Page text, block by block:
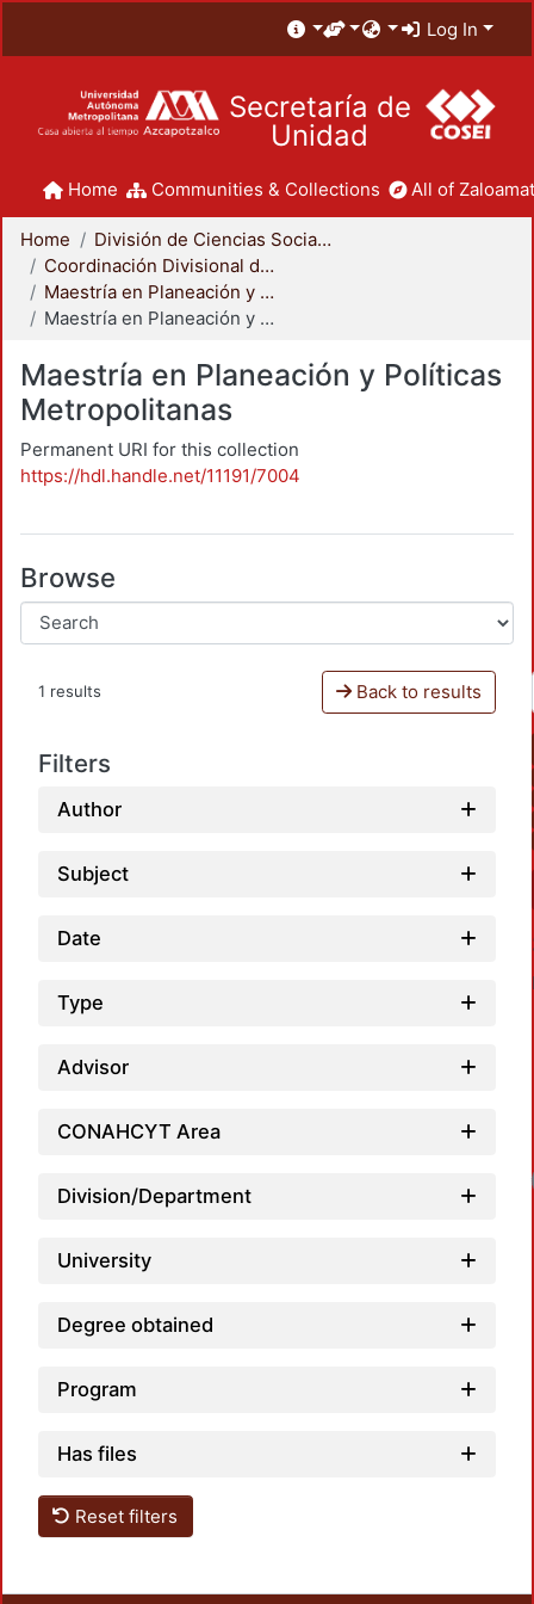
Log In
Secretaría de
Unidad
Home Communities & Collections All of
Home
División de Ciencias Sociales y Humanidades
Coordinación Divisional de Posgrado
Maestría en Planeación y Políticas Metropolitanas
Maestría en Planeación y Políticas Metropolitanas
Maestría en Planeación y Políticas
Metropolitanas
Permanent URI for this collection
https://hdl.handle.net/11191/7004
Browse
1 results Back to results
Filters
Author
Subject
Date
Type
Advisor
CONAHCYT Area
Division/Department
University
Degree obtained
Program
Has files
Reset filters